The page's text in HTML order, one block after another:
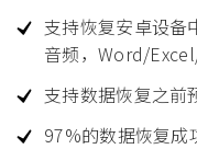
支持恢复安卓设备
音频，Word/
支持数据恢复之前
97%的数据恢复成